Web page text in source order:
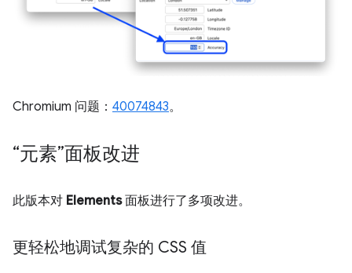
Chromium 问题： 40074843。
“元素”面板改进
此版本对 Elements面板进行了多项改进。
更轻松地调试复杂的 CSS 值